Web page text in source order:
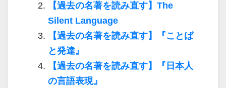
【過去の名著を読み直す】The
Silent Language
【過去の名著を読み直す】『ことば
と発達』
【過去の名著を読み直す】『日本人
の言語表現』